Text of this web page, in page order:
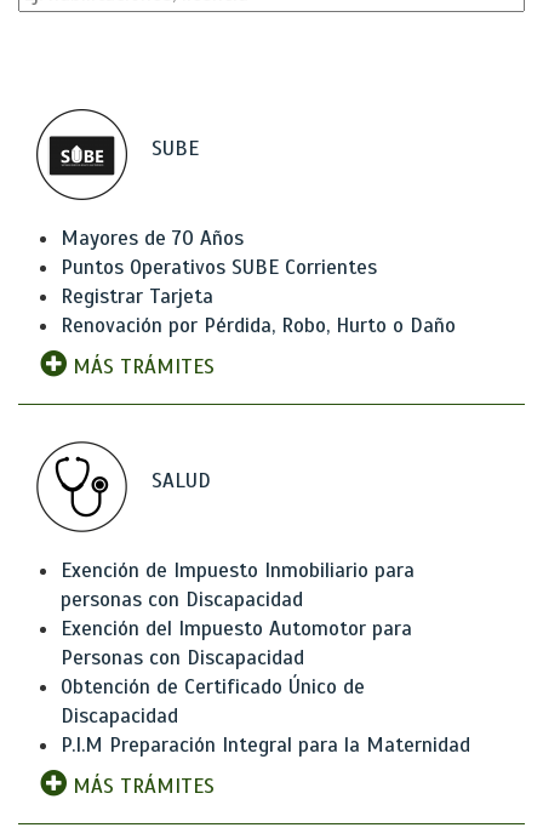
SUBE
Mayores de 70 Años
Puntos Operativos SUBE Corrientes
Registrar Tarjeta
Renovación por Pérdida, Robo, Hurto o Daño
MÁS TRÁMITES
SALUD
Exención de Impuesto Inmobiliario para
personas con Discapacidad
Exención del Impuesto Automotor para
Personas con Discapacidad
Obtención de Certificado Único de
Discapacidad
P.I.M Preparación Integral para la Maternidad
MÁS TRÁMITES